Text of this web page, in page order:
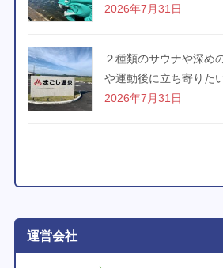
2026年7月31日
２種類のサウナや深め
や運動後に立ち寄りた
2026年7月31日
運営会社